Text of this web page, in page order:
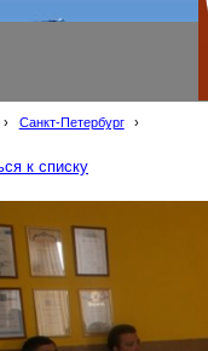
› Санкт-Петербург ›
к списку